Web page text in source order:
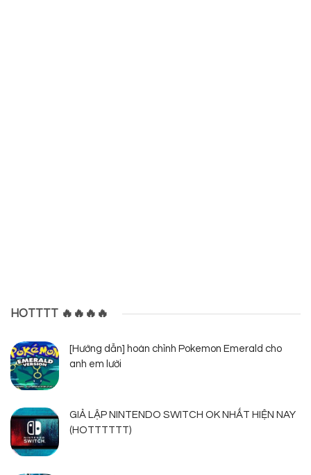
HOTTTT 🔥🔥🔥🔥
[Hướng dẫn] hoàn chỉnh Pokemon Emerald cho
anh em lười
GIẢ LẬP NINTENDO SWITCH OK NHẤT HIỆN NAY
(HOTTTTTT)